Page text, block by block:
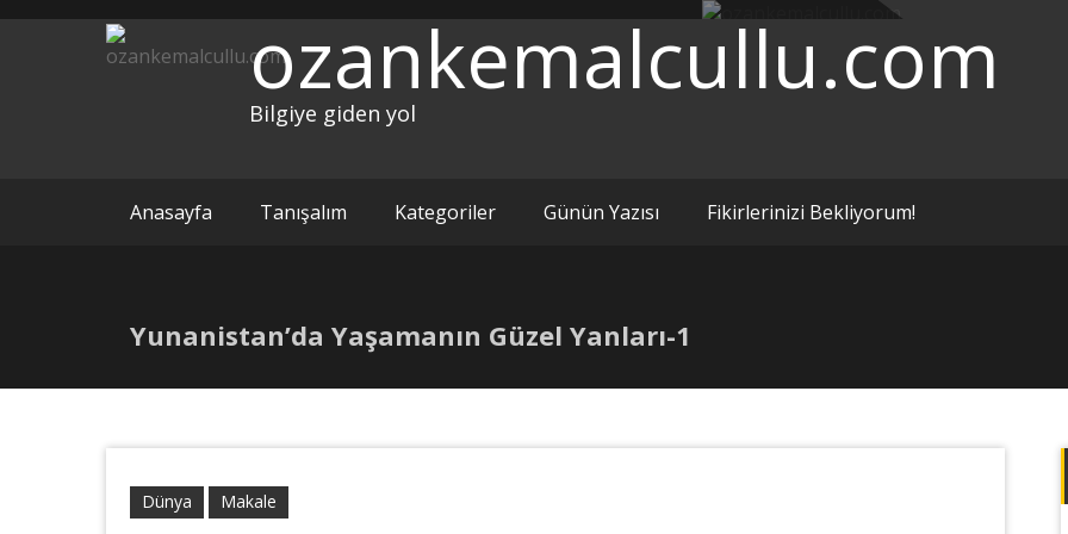
ozankemalcullu.com
Bilgiye giden yol
Anasayfa Tanışalım Kategoriler Günün Yazısı Fikirlerinizi Bekliyorum!
Yunanistan’da Yaşamanın Güzel Yanları-1
Dünya Makale